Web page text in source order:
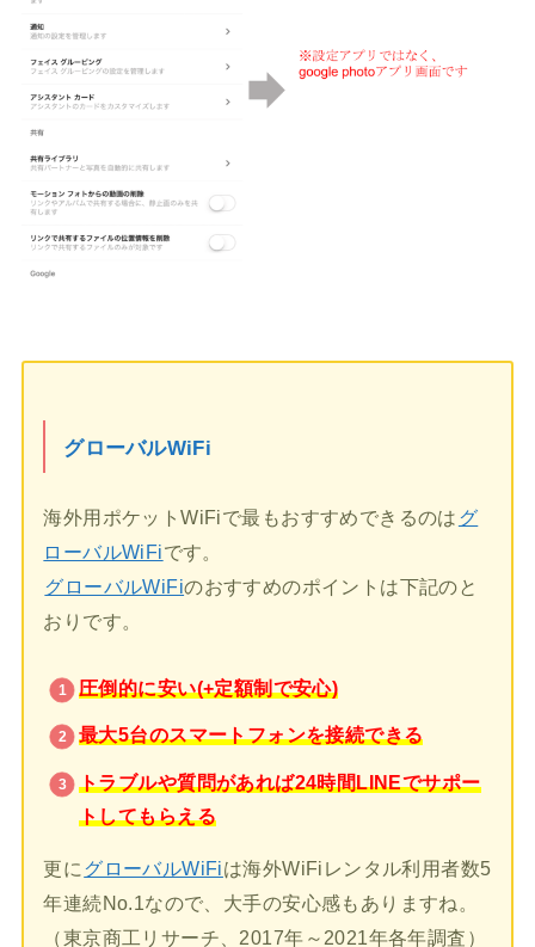
グローバルWiFi
海外用ポケットWiFiで最もおすすめできるのは グ
ローバルWiFiです。
グローバルWiFiのおすすめのポイントは下記のと
おりです。
圧倒的に安い(+定額制で安心)
最大5台のスマートフォンを接続できる
トラブルや質問があれば24時間LINEでサポー
トしてもらえる
更に グローバルWiFiは海外WiFiレンタル利用者数5
年連続No.1なので、大手の安心感もありますね。
（東京商工リサーチ、2017年～2021年各年調査）